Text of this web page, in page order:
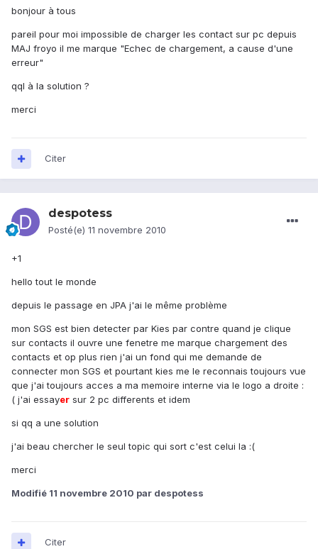
bonjour à tous
pareil pour moi impossible de charger les contact sur pc depuis
MAJ froyo il me marque "Echec de chargement, a cause d'une
erreur"
qql à la solution ?
merci
Citer
despotess
Posté(e) 11 novembre 2010
+1
hello tout le monde
depuis le passage en JPA j'ai le même problème
mon SGS est bien detecter par Kies par contre quand je clique
sur contacts il ouvre une fenetre me marque chargement des
contacts et op plus rien j'ai un fond qui me demande de
connecter mon SGS et pourtant kies me le reconnais toujours vue
que j'ai toujours acces a ma memoire interne via le logo a droite :
( j'ai essayer sur 2 pc differents et idem
si qq a une solution
j'ai beau chercher le seul topic qui sort c'est celui la :(
merci
Modifié 11 novembre 2010 par despotess
Citer